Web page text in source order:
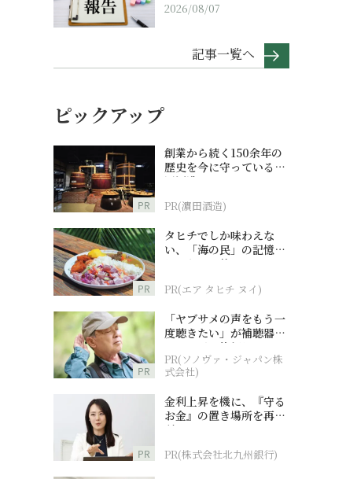
2026/08/07
記事一覧へ
ピックアップ
PR
創業から続く150余年の
歴史を今に守っている濵
田酒造
PR(濵田酒造)
PR
タヒチでしか味わえな
い、「海の民」の記憶へ
とつながる旅
PR(エア タヒチ ヌイ)
PR
「ヤブサメの声をもう一
度聴きたい」が補聴器チ
ャレンジの後押しに
PR(ソノヴァ・ジャパン株
式会社)
PR
金利上昇を機に、『守る
お金』の置き場所を再検
討
PR(株式会社北九州銀行)